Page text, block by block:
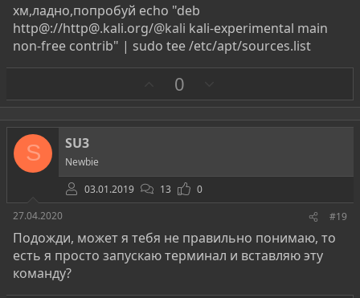
хм,ладно,попробуй echo "deb
http@://http@.kali.org/@kali kali-experimental main
non-free contrib" | sudo tee /etc/apt/sources.list
а
0
р
о
в
S SU3
Newbie
03.01.2019
13
0
27.04.2020
#19
Подожди, может я тебя не правильно понимаю, то
есть я просто запускаю терминал и вставляю эту
команду?